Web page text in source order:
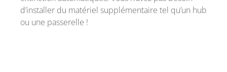
d’installer du matériel supplémentaire tel qu’un hub
ou une passerelle !